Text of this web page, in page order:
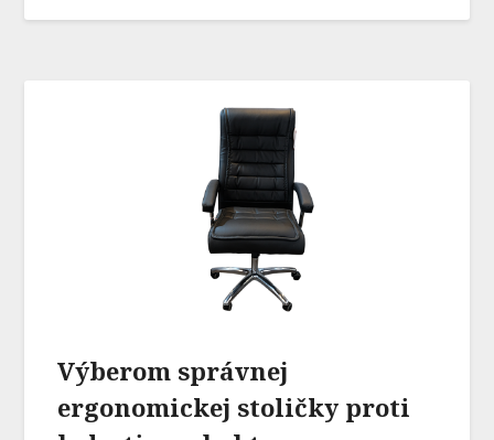
Výberom správnej
ergonomickej stoličky proti